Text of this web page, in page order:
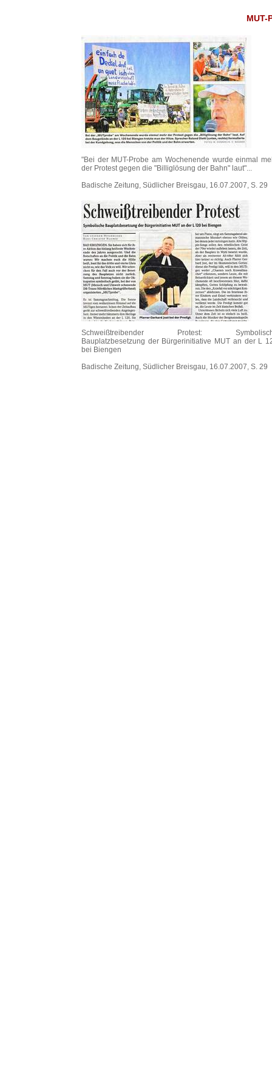
MUT-
"Bei der MUT-Probe am Wochenende wurde einmal
der Protest gegen die "Billiglösung der Bahn" laut"...
Badische Zeitung, Südlicher Breisgau, 16.07.2007, S. 29
Schweißtreibender Protest:
Bauplatzbesetzung der Bürgerinitiative MUT an der L
bei Biengen
Badische Zeitung, Südlicher Breisgau, 16.07.2007, S. 29